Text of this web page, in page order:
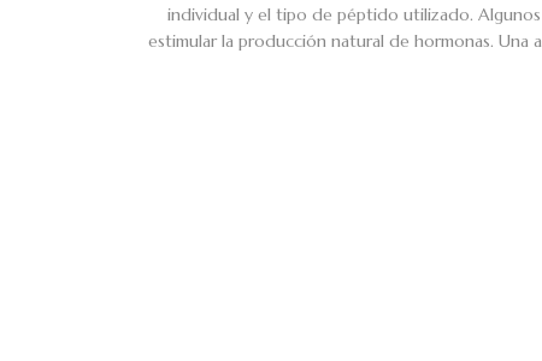
individual y el tipo de péptido utilizado.
estimular la producción natural de hormonas. Una